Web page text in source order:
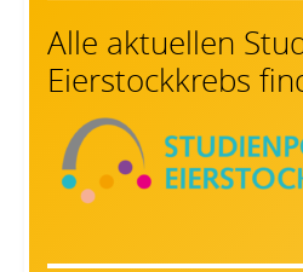
Alle aktuellen
Eierstockkrebs